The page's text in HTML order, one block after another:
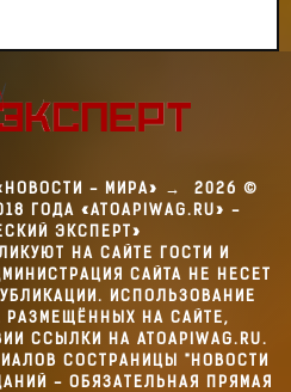
- МИРА» → 2026 ©
ГОДА «ATOAPIWAG.RU» -
ЭКСПЕРТ»
НА САЙТЕ ГОСТИ И
САЙТА НЕ НЕСЕТ
ИСПОЛЬЗОВАНИЕ
НА САЙТЕ,
ССЫЛКИ НА ATOAPIWAG.RU.
СОСТРАНИЦЫ "НОВОСТИ
- ОБЯЗАТЕЛЬНАЯ ПРЯМАЯ